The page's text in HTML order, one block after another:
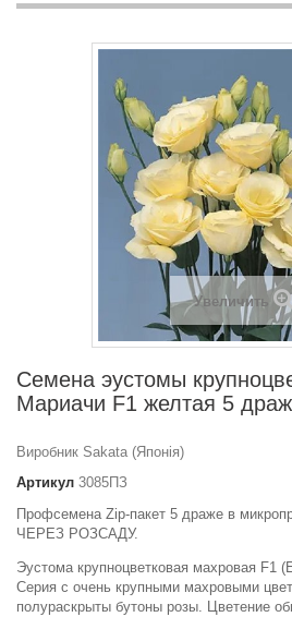
Увеличить
Семена эустомы
Мариачи F1 желтая 5
Виробник Sakata (Японія)
Артикул 3085ПЗ
Профсемена Zip-пакет 5 драже в
ЧЕРЕЗ РОЗСАДУ.
Эустома крупноцветковая махровая F1
Серия с очень крупными махровыми
полураскрыты бутоны розы. Цветение